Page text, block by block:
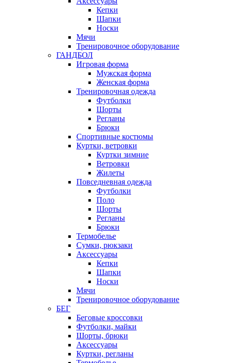
Кепки
Шапки
Носки
Мячи
Тренировочное оборудование
ГАНДБОЛ
Игровая форма
Мужская форма
Женская форма
Тренировочная одежда
Футболки
Шорты
Регланы
Брюки
Спортивные костюмы
Куртки, ветровки
Куртки зимние
Ветровки
Жилеты
Повседневная одежда
Футболки
Поло
Шорты
Регланы
Брюки
Термобелье
Сумки, рюкзаки
Аксессуары
Кепки
Шапки
Носки
Мячи
Тренировочное оборудование
БЕГ
Беговые кроссовки
Футболки, майки
Шорты, брюки
Аксессуары
Куртки, регланы